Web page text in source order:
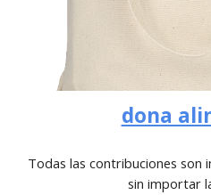
dona
Todas las contribuciones
sin importar